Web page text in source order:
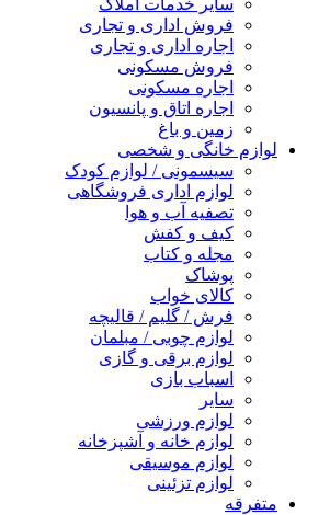
سایر خدمات املاک
فروش اداری و تجاری
اجاره اداری و تجاری
فروش مسکونی
اجاره مسکونی
اجاره اتاق و پانسیون
زمین و باغ
لوازم خانگی و شخصی
سیسمونی / لوازم کودک
لوازم اداری فروشگاهی
تصفیه آب و هوا
کیف و کفش
مجله و کتاب
پوشاک
کالای خواب
فرش / گلیم / قالیچه
لوازم چوبی / مبلمان
لوازم برقی و گازی
اسباب بازی
سایر
لوازم ورزشی
لوازم خانه و آشپزخانه
لوازم موسیقی
لوازم تزئینی
متفرقه